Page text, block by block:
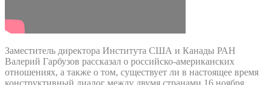
Заместитель директора Института США и Канады РАН
Валерий Гарбузов рассказал о российско-американских
отношениях, а также о том, существует ли в настоящее время
конструктивный диалог между двумя странами.16 ноября